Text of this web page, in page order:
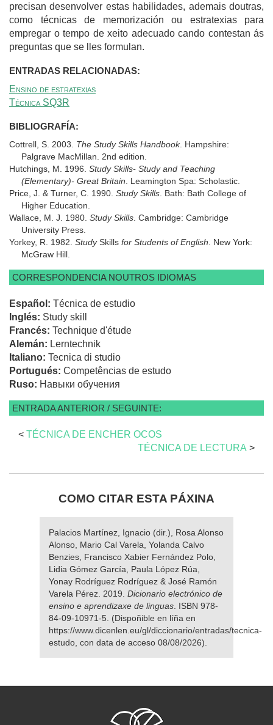
precisan desenvolver estas habilidades, ademais doutras,
como técnicas de memorización ou estratexias para
empregar o tempo de xeito adecuado cando contestan ás
preguntas que se lles formulan.
ENTRADAS RELACIONADAS:
Ensino de estratexias
Técnica SQ3R
BIBLIOGRAFÍA:
Cottrell, S. 2003. The Study Skills Handbook. Hampshire:
Palgrave MacMillan. 2nd edition.
Hutchings, M. 1996. Study Skills- Study and Teaching
(Elementary)- Great Britain . Leamington Spa: Scholastic.
Price, J. & Turner, C. 1990. Study Skills . Bath: Bath College of
Higher Education.
Wallace, M. J. 1980. Study Skills . Cambridge: Cambridge
University Press.
Yorkey, R. 1982. StudySkills for Students of English . New York:
McGraw Hill.
CORRESPONDENCIA NOUTROS IDIOMAS
Español: Técnica de estudio
Inglés: Study skill
Francés: Technique d'étude
Alemán: Lerntechnik
Italiano: Tecnica di studio
Portugués: Competências de estudo
Ruso: Навыки обучения
ENTRADA ANTERIOR / SEGUINTE:
< TÉCNICA DE ENCHER OCOS
TÉCNICA DE LECTURA >
COMO CITAR ESTA PÁXINA
Palacios Martínez, Ignacio (dir.), Rosa Alonso
Alonso, Mario Cal Varela, Yolanda Calvo
Benzies, Francisco Xabier Fernández Polo,
Lidia Gómez García, Paula López Rúa,
Yonay Rodríguez Rodríguez & José Ramón
Varela Pérez. 2019. Dicionario electrónico de
ensino e aprendizaxe de linguas . ISBN 978-
84-09-10971-5. (Dispoñible en líña en
https://www.dicenlen.eu/gl/diccionario/entradas/tecnica-
estudo, con data de acceso 08/08/2026).